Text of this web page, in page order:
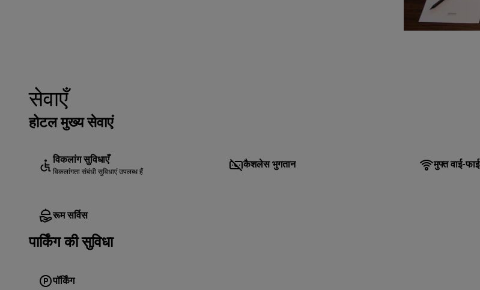
सेवाएँ
होटल मुख्य सेवाएं
विकलांग सुविधाएँ
विकलांगता संबंधी सुविधाएं उपलब्ध हैं
कैशलेस भुगतान मुफ्त वाई-फाई
रूम सर्विस
पार्किंग की सुविधा
पॉर्किंग